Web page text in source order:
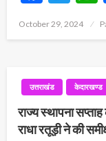
Posted
October 29, 2024
उत्तराखंड केदारखण्ड
राज्य स्थापना
राधा रतूड़ी ने की